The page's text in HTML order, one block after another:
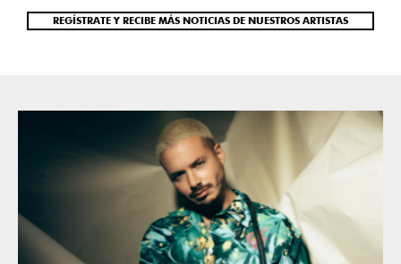
REGÍSTRATE Y RECIBE MÁS NOTICIAS DE NUESTROS ARTISTAS